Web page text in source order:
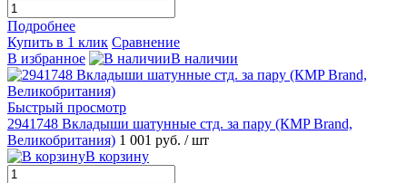
Подробнее
Купить в 1 клик Сравнение
В избранное
В наличии
Быстрый просмотр
2941748 Вкладыши шатунные стд. за пару (КMP Brand,
Великобритания) 1 001 руб. / шт
В корзину